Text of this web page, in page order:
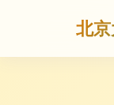
北